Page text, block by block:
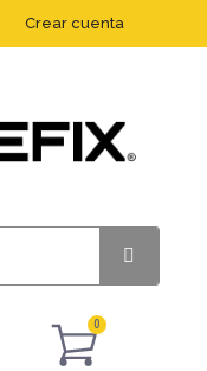
Crear cuenta